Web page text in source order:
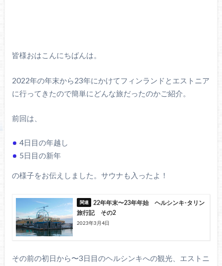
皆様おはこんにちばんは。
2022年の年末から23年にかけてフィンランドとエストニア
に行ってきたので簡単にどんな旅だったのかご紹介。
前回は、
4日目の年越し
5日目の新年
の様子をお伝えしました。サウナも入ったよ！
22年年末〜23年年始 ヘルシンキ-タリン
旅行記 その2
2023年3月4日
その前の初日から〜3日目のヘルシンキへの観光、エストニ